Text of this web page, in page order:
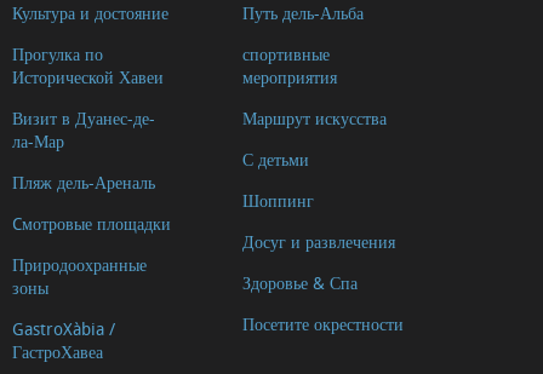
Культура и достояние
Прогулка по
Исторической Хавеи
Визит в Дуанес-де-
ла-Мар
Пляж дель-Ареналь
Cмотровые площадки
Природоохранные
зоны
GastroXàbia /
ГастроХавеа
Путь дель-Альба
спортивные
мероприятия
Маршрут искусства
С детьми
Шоппинг
Досуг и развлечения
Здоровье & Спа
Посетите окрестности